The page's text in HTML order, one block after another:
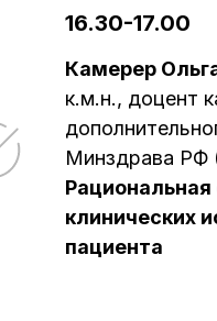
16.30-17.00
Камерер
к.м.н., доцент
Минздрава РФ
клинических
пациента